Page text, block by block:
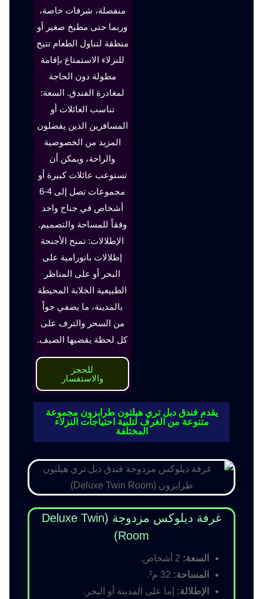
منفصلة، شرفات خاصة،
وربما حتى مطبخ صغير أو
منطقة لتناول الطعام تتيح
للنزلاء الاستمتاع بإقامة
مطولة دون الحاجة
لمغادرة الفندق. السعة:
تناسب العائلات أو
المسافرين الذين يفضلون
المزيد من الخصوصية
والراحة، ويمكن أن
تستوعب عائلات كبيرة أو
مجموعات تصل إلى 4-6
أشخاص في جناح واحد
وفقاً للمساحة والتصميم.
الإطلالات: تمنح الأجنحة
إطلالات بانورامية على
البحر أو على المناظر
الطبيعية الخلابة المحيطة
بالمدينة، ما يضفي جواً
من السحر والترف على
كل لحظة يقضيها الضيف.
للحجز
والاستفسار
يقدم فندق دبل تري هيلتون طرابزون مجموعة
متنوعة من الغرف لتلبية احتياجات النزلاء
المختلفة
غرفة ديلوكس مزدوجة (Deluxe Twin
Room)
السعة:
المساحة:
الإطلالة: إما على المدينة أو البحر.